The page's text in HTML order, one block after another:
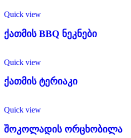
Quick view
ქათმის BBQ ნეკნები
Quick view
ქათმის ტერიაკი
Quick view
შოკოლადის ორცხობილა